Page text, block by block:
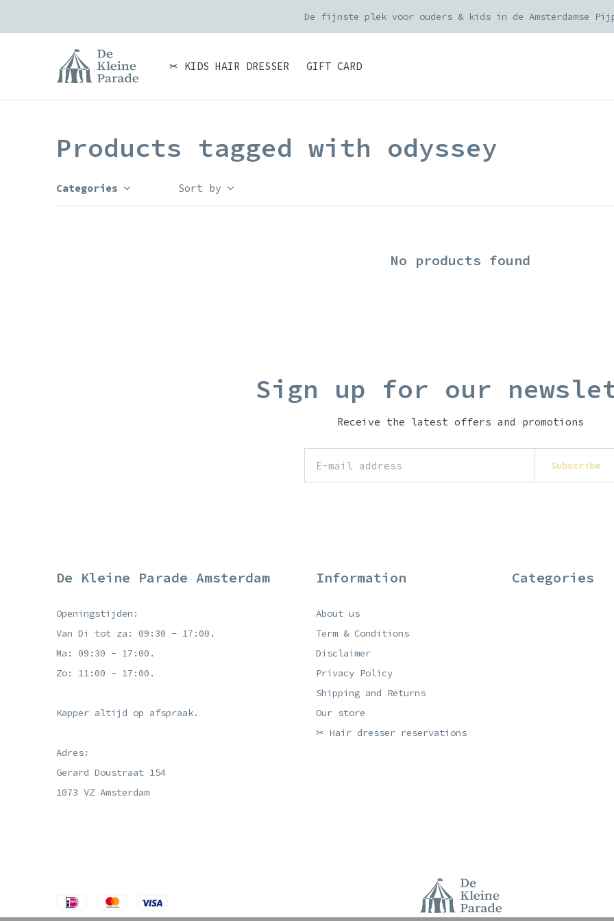
✂ KIDS HAIR DRESSER GIFT CARD
Orders geplaatst voor 15:00 worden dezelfde werkdag
Products tagged with odyssey
Categories Sort by
No products found
Sign up for our
Receive the latest offers and promotions
Subscribe
De Kleine Parade Amsterdam
Openingstijden:
Van Di tot za: 09:30 - 17:00.
Ma: 09:30 - 17:00.
Zo: 11:00 - 17:00.
Kapper altijd op afspraak.
Adres:
Gerard Doustraat 154
1073 VZ Amsterdam
Information
About us
Term & Conditions
Disclaimer
Privacy Policy
Shipping and Returns
Our store
✂ Hair dresser reservations
Categories